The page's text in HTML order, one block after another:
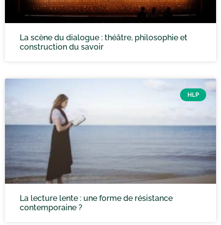
La scène du dialogue : théâtre, philosophie et
construction du savoir
HLP
La lecture lente : une forme de résistance
contemporaine ?